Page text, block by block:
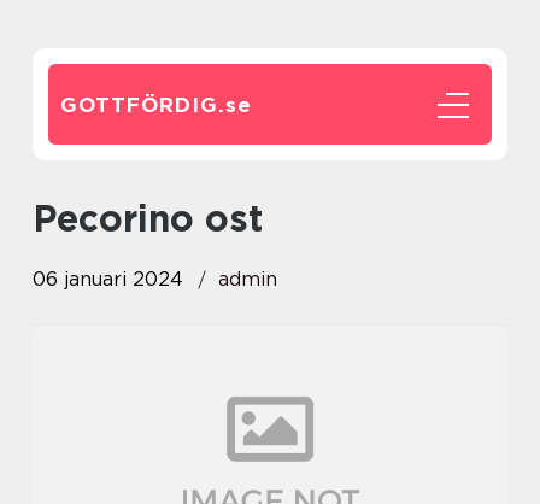
GOTTFÖRDIG.se
pecorino ost
06 januari 2024 admin